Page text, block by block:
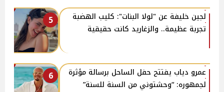
5
لجين خليفة عن "لولا البنات": كليب الهضبة
تجربة عظيمة.. والزغاريد كانت حقيقية
6
عمرو دياب يفتتح حفل الساحل برسالة مؤثرة
لجمهوره: “وحشتوني من السنة للسنة”